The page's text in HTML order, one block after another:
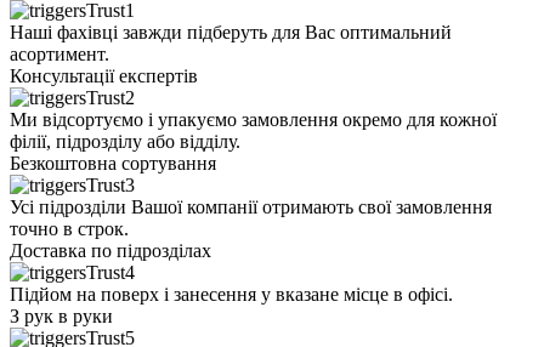
Наші фахівці завжди підберуть для Вас оптимальний
асортимент.
Консультації експертів
Ми відсортуємо і упакуємо замовлення окремо для кожної
філії, підрозділу або відділу.
Безкоштовна сортування
Усі підрозділи Вашої компанії отримають свої замовлення
точно в строк.
Доставка по підрозділах
Підйом на поверх і занесення у вказане місце в офісі.
З рук в руки